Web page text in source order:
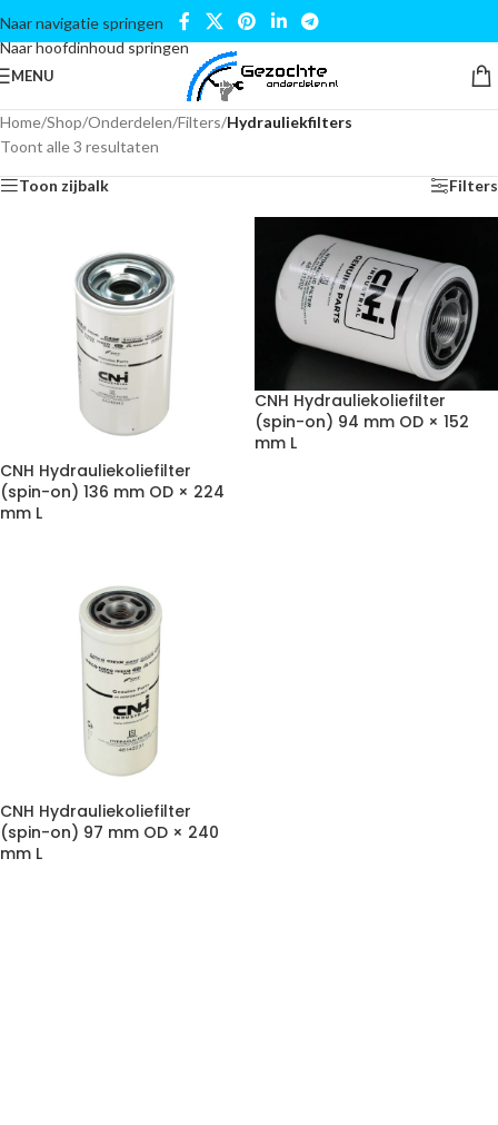
Naar navigatie springen
Naar hoofdinhoud springen
MENU
Home/Shop/Onderdelen/Filters/Hydrauliekfilters
Toont alle 3 resultaten
Toon zijbalk Filters
CNH Hydrauliekoliefilter
(spin-on) 136 mm OD × 224
mm L
CNH Hydrauliekoliefilter
(spin-on) 94 mm OD × 152
mm L
CNH Hydrauliekoliefilter
(spin-on) 97 mm OD × 240
mm L